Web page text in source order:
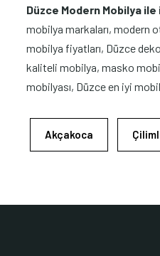
Düzce Modern Mobilya
mobilya markaları, modern
mobilya fiyatları, Düzce
kaliteli mobilya, masko
mobilyası, Düzce en iyi
Akçakoca